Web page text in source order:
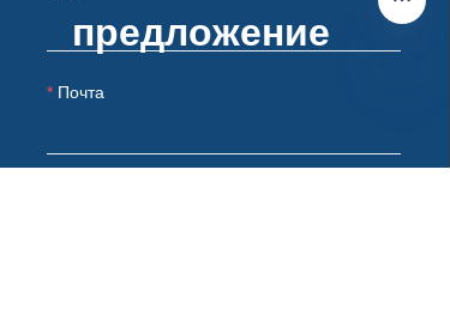
Почта
предложение